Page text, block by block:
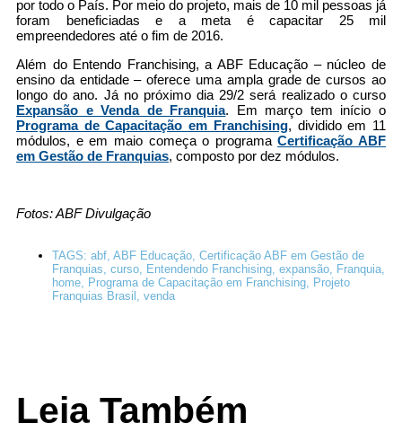
por todo o País. Por meio do projeto, mais de 10 mil pessoas já
foram beneficiadas e a meta é capacitar 25 mil
empreendedores até o fim de 2016.
Além do Entendo Franchising, a ABF Educação – núcleo de
ensino da entidade – oferece uma ampla grade de cursos ao
longo do ano. Já no próximo dia 29/2 será realizado o curso
Expansão e Venda de Franquia. Em março tem início o
Programa de Capacitação em Franchising, dividido em 11
módulos, e em maio começa o programaCertificação ABF
em Gestão de Franquias, composto por dez módulos.
Fotos: ABF Divulgação
TAGS: abf ABF Educação Certificação ABF em Gestão de
Franquias curso Entendendo Franchising expansão Franquia
home Programa de Capacitação em Franchising Projeto
Franquias Brasil venda
Leia Também